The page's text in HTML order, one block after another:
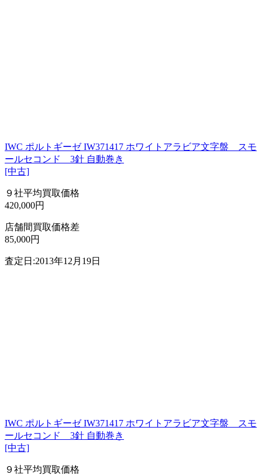
IWC ポルトギーゼ IW371417 ホワイトアラビア文字盤 スモ
ールセコンド 3針 自動巻き
[中古]
９社平均買取価格
420,000円
店舗間買取価格差
85,000円
査定日:2013年12月19日
IWC ポルトギーゼ IW371417 ホワイトアラビア文字盤 スモ
ールセコンド 3針 自動巻き
[中古]
９社平均買取価格